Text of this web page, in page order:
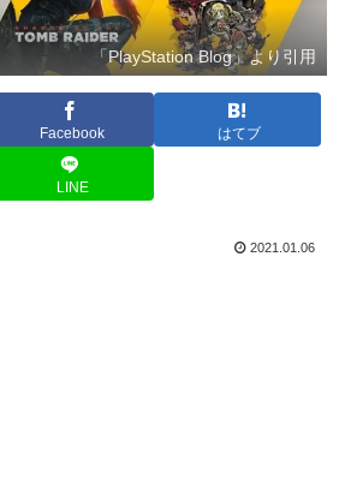
「PlayStation Blog」より引用
Facebook はてブ
LINE
2021.01.06